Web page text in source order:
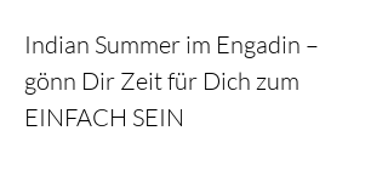
Indian Summer im Engadin –
gönn Dir Zeit für Dich zum
EINFACH SEIN